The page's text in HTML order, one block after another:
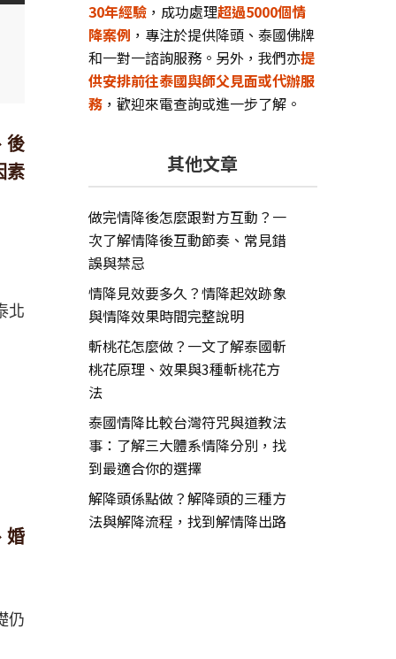
後
素
北
婚
仍
30年經驗，成功處理超過5000個情
降案例 ，專注於提供降頭、泰國佛牌
和一對一諮詢服務。另外，我們亦提
供安排前往泰國與師父見面或代辦服
務，歡迎來電查詢或進一步了解。
其他文章
做完情降後怎麼跟對方互動？一
次了解情降後互動節奏、常見錯
誤與禁忌
情降見效要多久？情降起效跡象
與情降效果時間完整說明
斬桃花怎麼做？一文了解泰國斬
桃花原理、效果與3種斬桃花方
法
泰國情降比較台灣符咒與道教法
事：了解三大體系情降分別，找
到最適合你的選擇
解降頭係點做？解降頭的三種方
法與解降流程，找到解情降出路